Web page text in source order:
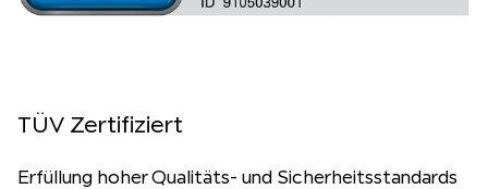
TÜV Zertifiziert
Erfüllung hoher Qualitäts- und Sicherheitsstandards